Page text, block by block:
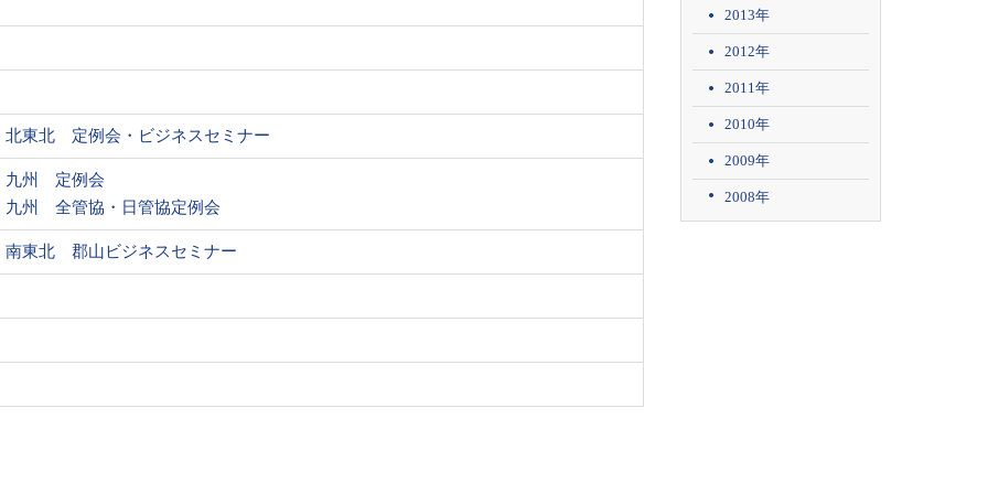
北東北 定例会・ビジネスセミナー
九州 定例会
九州 全管協・日管協定例会
南東北 郡山ビジネスセミナー
2013年
2012年
2011年
2010年
2009年
2008年